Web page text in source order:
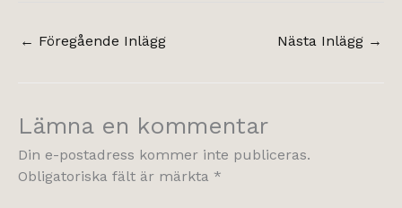
← Föregående Inlägg Nästa Inlägg →
Lämna en kommentar
Din e-postadress kommer inte publiceras.
Obligatoriska fält är märkta *